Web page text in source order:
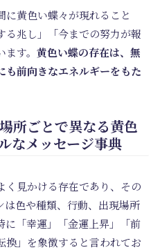
に黄色い蝶々が現れること
る兆し」「今までの努力が報
す。 黄色い蝶の存在は、無
も前向きなエネルギーをもた
所ごとで異なる黄色
なメッセージ事典
く見かける存在であり、その
は色や種類、行動、出現場所
に「幸運」「金運上昇」「前
換」を象徴すると言われてお